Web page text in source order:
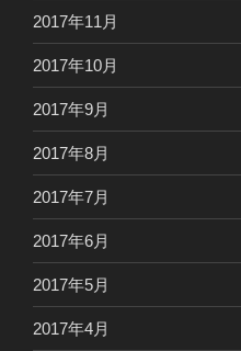
2017年11月
2017年10月
2017年9月
2017年8月
2017年7月
2017年6月
2017年5月
2017年4月